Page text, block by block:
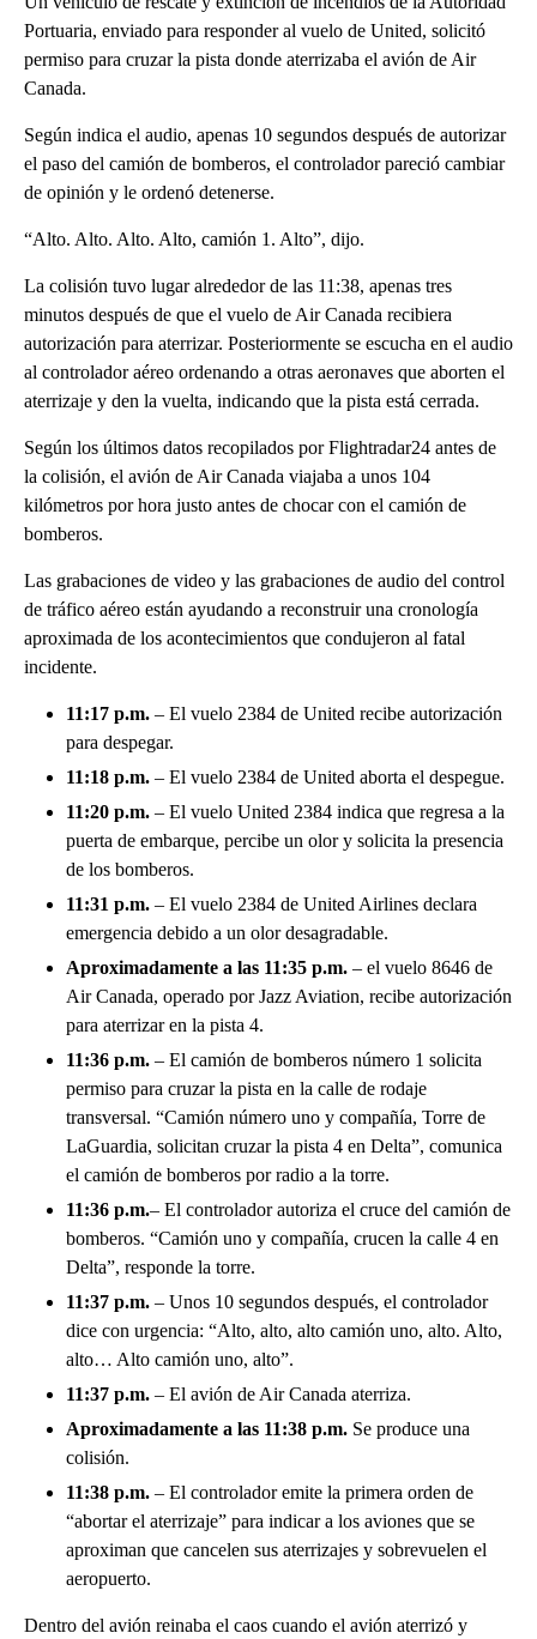
Portuaria, enviado para responder al vuelo de United, solicitó
permiso para cruzar la pista donde aterrizaba el avión de Air
Canada.
Según indica el audio, apenas 10 segundos después de autorizar
el paso del camión de bomberos, el controlador pareció cambiar
de opinión y le ordenó detenerse.
“Alto. Alto. Alto. Alto, camión 1. Alto”, dijo.
La colisión tuvo lugar alrededor de las 11:38, apenas tres
minutos después de que el vuelo de Air Canada recibiera
autorización para aterrizar. Posteriormente se escucha en el audio
al controlador aéreo ordenando a otras aeronaves que aborten el
aterrizaje y den la vuelta, indicando que la pista está cerrada.
Según los últimos datos recopilados por Flightradar24 antes de
la colisión, el avión de Air Canada viajaba a unos 104
kilómetros por hora justo antes de chocar con el camión de
bomberos.
Las grabaciones de video y las grabaciones de audio del control
de tráfico aéreo están ayudando a reconstruir una cronología
aproximada de los acontecimientos que condujeron al fatal
incidente.
11:17 p.m. – El vuelo 2384 de United recibe autorización
para despegar.
11:18 p.m. – El vuelo 2384 de United aborta el despegue.
11:20 p.m. – El vuelo United 2384 indica que regresa a la
puerta de embarque, percibe un olor y solicita la presencia
de los bomberos.
11:31 p.m. – El vuelo 2384 de United Airlines declara
emergencia debido a un olor desagradable.
Aproximadamente a las 11:35 p.m. – el vuelo 8646 de
Air Canada, operado por Jazz Aviation, recibe autorización
para aterrizar en la pista 4.
11:36 p.m. – El camión de bomberos número 1 solicita
permiso para cruzar la pista en la calle de rodaje
transversal. “Camión número uno y compañía, Torre de
LaGuardia, solicitan cruzar la pista 4 en Delta”, comunica
el camión de bomberos por radio a la torre.
11:36 p.m.– El controlador autoriza el cruce del camión de
bomberos. “Camión uno y compañía, crucen la calle 4 en
Delta”, responde la torre.
11:37 p.m. – Unos 10 segundos después, el controlador
dice con urgencia: “Alto, alto, alto camión uno, alto. Alto,
alto… Alto camión uno, alto”.
11:37 p.m. – El avión de Air Canada aterriza.
Aproximadamente a las 11:38 p.m. Se produce una
colisión.
11:38 p.m. – El controlador emite la primera orden de
“abortar el aterrizaje” para indicar a los aviones que se
aproximan que cancelen sus aterrizajes y sobrevuelen el
aeropuerto.
Dentro del avión reinaba el caos cuando el avión aterrizó y